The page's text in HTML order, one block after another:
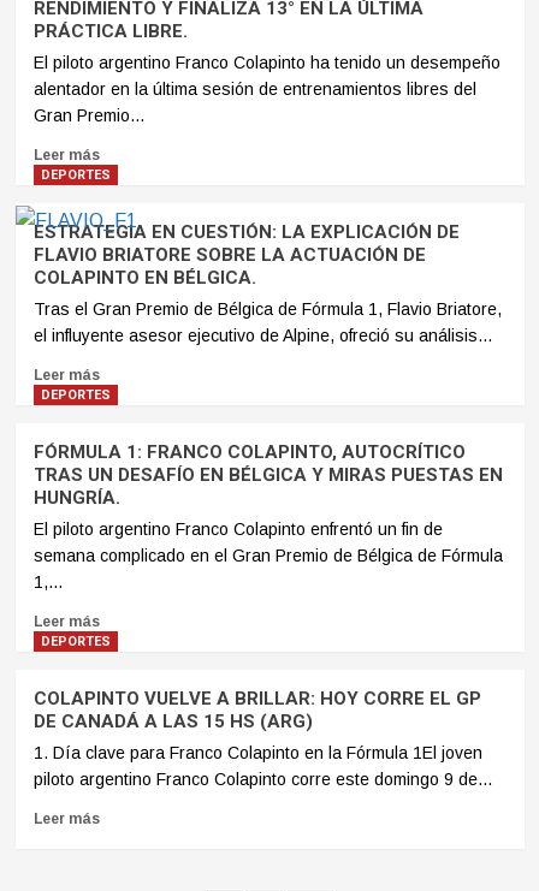
RENDIMIENTO Y FINALIZA 13° EN LA ÚLTIMA
PRÁCTICA LIBRE.
El piloto argentino Franco Colapinto ha tenido un desempeño
alentador en la última sesión de entrenamientos libres del
Gran Premio...
Leer más
DEPORTES
ESTRATEGIA EN CUESTIÓN: LA EXPLICACIÓN DE
FLAVIO BRIATORE SOBRE LA ACTUACIÓN DE
COLAPINTO EN BÉLGICA.
Tras el Gran Premio de Bélgica de Fórmula 1, Flavio Briatore,
el influyente asesor ejecutivo de Alpine, ofreció su análisis...
Leer más
DEPORTES
FÓRMULA 1: FRANCO COLAPINTO, AUTOCRÍTICO
TRAS UN DESAFÍO EN BÉLGICA Y MIRAS PUESTAS EN
HUNGRÍA.
El piloto argentino Franco Colapinto enfrentó un fin de
semana complicado en el Gran Premio de Bélgica de Fórmula
1,...
Leer más
DEPORTES
COLAPINTO VUELVE A BRILLAR: HOY CORRE EL GP
DE CANADÁ A LAS 15 HS (ARG)
1. Día clave para Franco Colapinto en la Fórmula 1El joven
piloto argentino Franco Colapinto corre este domingo 9 de...
Leer más